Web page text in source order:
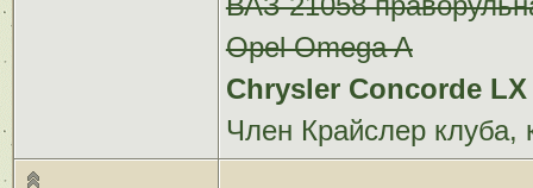
Opel Omega A
Chrysler Concorde LX
Член Крайслер клуба,